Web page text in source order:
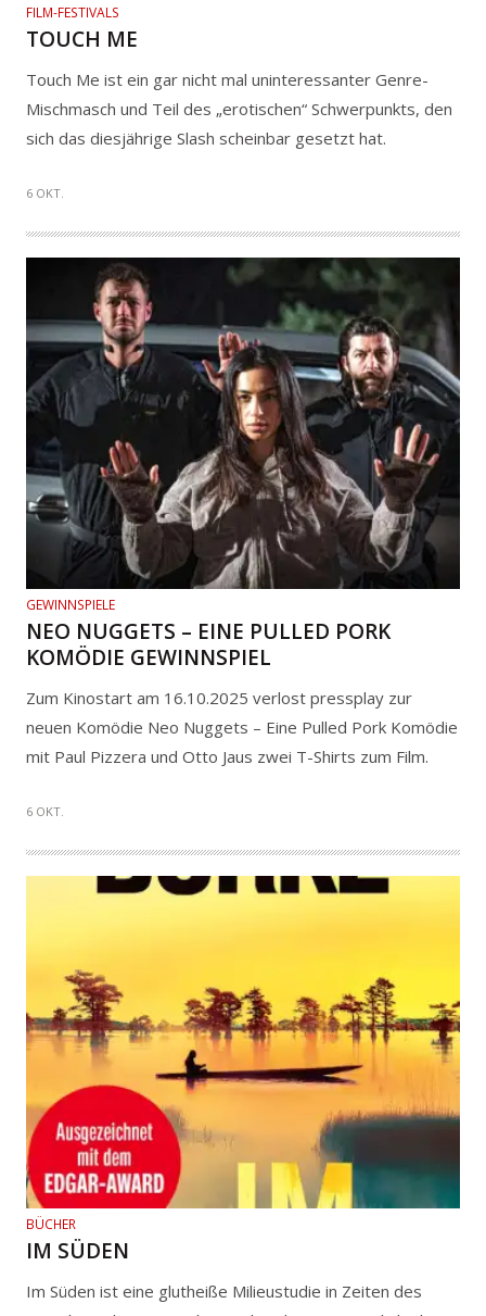
FILM-FESTIVALS
TOUCH ME
Touch Me ist ein gar nicht mal uninteressanter Genre-
Mischmasch und Teil des „erotischen“ Schwerpunkts, den
sich das diesjährige Slash scheinbar gesetzt hat.
6 OKT.
GEWINNSPIELE
NEO NUGGETS – EINE PULLED PORK
KOMÖDIE GEWINNSPIEL
Zum Kinostart am 16.10.2025 verlost pressplay zur
neuen Komödie Neo Nuggets – Eine Pulled Pork Komödie
mit Paul Pizzera und Otto Jaus zwei T-Shirts zum Film.
6 OKT.
BÜCHER
IM SÜDEN
Im Süden ist eine glutheiße Milieustudie in Zeiten des